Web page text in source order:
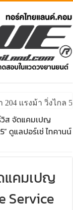
204 แรงม้า วิ่งไกล
ปรับโฉมหน้าใหม่
วิส จัดแคมเปญ
ดูแลปอร์เช่ ไทคานน์
แคมเปญ
Service